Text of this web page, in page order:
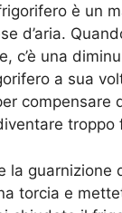
è un
d’aria.
c’è una
a sua
compensare
troppo
la guarnizione
torcia e